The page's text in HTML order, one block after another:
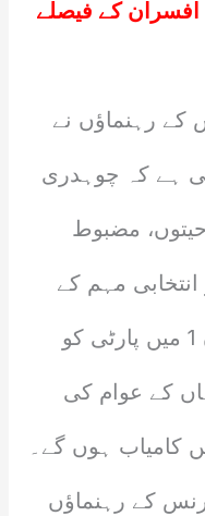
افسران کے فیصلے
رہنماؤں نے
ہے کہ چوہدری
مضبوط
مہم کے
ذریعے حلقہ ایل اے-34 جموں 1 میں پارٹی کو
کے عوام کی
کامیاب ہوں گے۔
کے رہنماؤں